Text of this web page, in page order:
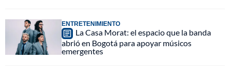
ENTRETENIMIENTO
La Casa Morat: el espacio que la banda
abrió en Bogotá para apoyar músicos
emergentes